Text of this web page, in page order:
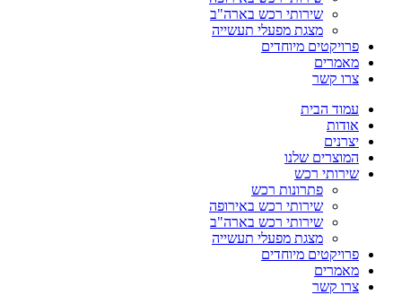
שירותי רכש בארה"ב
מצגת מפעלי תעשייה
פרויקטים מיוחדים
מאמרים
צרו קשר
עמוד הבית
אודות
יצרנים
המוצרים שלנו
שירותי רכש
פתרונות רכש
שירותי רכש באירופה
שירותי רכש בארה"ב
מצגת מפעלי תעשייה
פרויקטים מיוחדים
מאמרים
צרו קשר